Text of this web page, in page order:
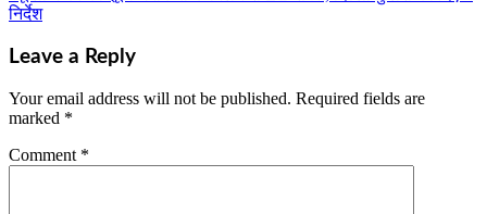
निर्देश
Leave a Reply
Your email address will not be published. Required fields are
marked *
Comment *